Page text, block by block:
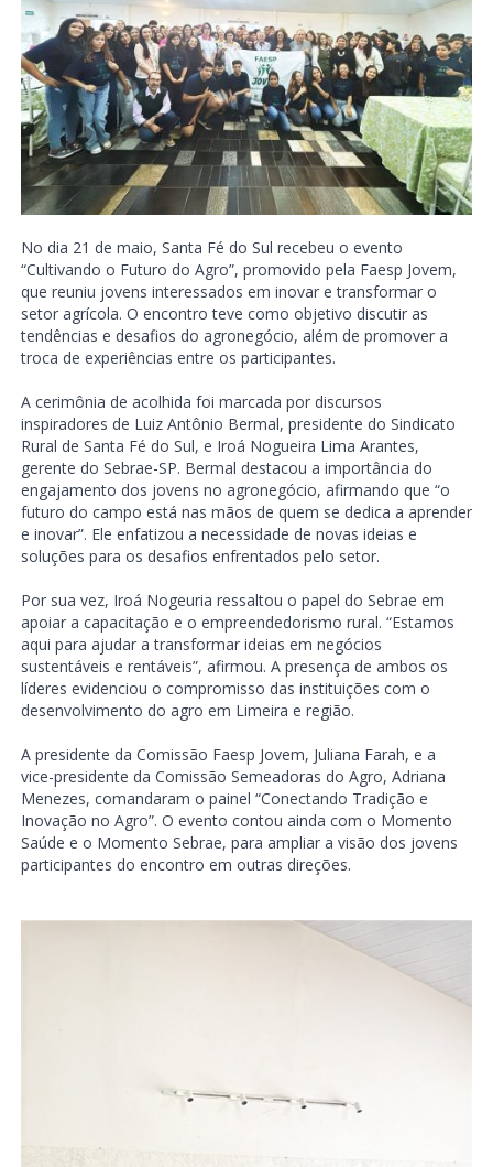
No dia 21 de maio, Santa Fé do Sul recebeu o evento
“Cultivando o Futuro do Agro”, promovido pela Faesp Jovem,
que reuniu jovens interessados em inovar e transformar o
setor agrícola. O encontro teve como objetivo discutir as
tendências e desafios do agronegócio, além de promover a
troca de experiências entre os participantes.
A cerimônia de acolhida foi marcada por discursos
inspiradores de Luiz Antônio Bermal, presidente do Sindicato
Rural de Santa Fé do Sul, e Iroá Nogueira Lima Arantes,
gerente do Sebrae-SP. Bermal destacou a importância do
engajamento dos jovens no agronegócio, afirmando que “o
futuro do campo está nas mãos de quem se dedica a aprender
e inovar”. Ele enfatizou a necessidade de novas ideias e
soluções para os desafios enfrentados pelo setor.
Por sua vez, Iroá Nogeuria ressaltou o papel do Sebrae em
apoiar a capacitação e o empreendedorismo rural. “Estamos
aqui para ajudar a transformar ideias em negócios
sustentáveis e rentáveis”, afirmou. A presença de ambos os
líderes evidenciou o compromisso das instituições com o
desenvolvimento do agro em Limeira e região.
A presidente da Comissão Faesp Jovem, Juliana Farah, e a
vice-presidente da Comissão Semeadoras do Agro, Adriana
Menezes, comandaram o painel “Conectando Tradição e
Inovação no Agro”. O evento contou ainda com o Momento
Saúde e o Momento Sebrae, para ampliar a visão dos jovens
participantes do encontro em outras direções.